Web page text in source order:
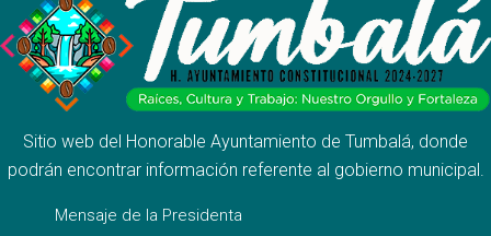
Sitio web del Honorable Ayuntamiento de Tumbalá, donde
podrán encontrar información referente al gobierno municipal.
Mensaje de la Presidenta